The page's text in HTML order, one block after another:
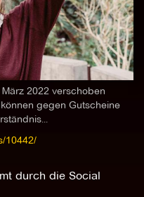
2022 verschoben
gegen Gutscheine
10442/
durch die Social